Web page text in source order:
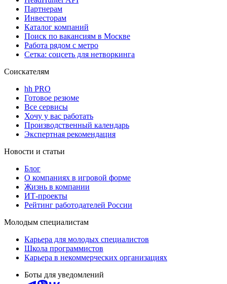
Партнерам
Инвесторам
Каталог компаний
Поиск по вакансиям в Москве
Работа рядом с метро
Сетка: соцсеть для нетворкинга
Соискателям
hh PRO
Готовое резюме
Все сервисы
Хочу у вас работать
Производственный календарь
Экспертная рекомендация
Новости и статьи
Блог
О компаниях в игровой форме
Жизнь в компании
ИТ-проекты
Рейтинг работодателей России
Молодым специалистам
Карьера для молодых специалистов
Школа программистов
Карьера в некоммерческих организациях
Боты для уведомлений